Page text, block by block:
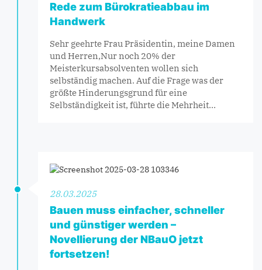
Rede zum Bürokratieabbau im
Handwerk
Sehr geehrte Frau Präsidentin, meine Damen
und Herren,Nur noch 20% der
Meisterkursabsolventen wollen sich
selbständig machen. Auf die Frage was der
größte Hinderungsgrund für eine
Selbständigkeit ist, führte die Mehrheit…
28.03.2025
Bauen muss einfacher, schneller
und günstiger werden –
Novellierung der NBauO jetzt
fortsetzen!